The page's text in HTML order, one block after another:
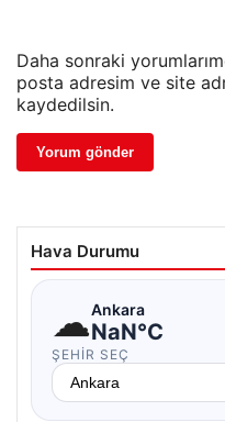
Daha sonraki
posta adresim ve site
kaydedilsin.
Hava Durumu
☁Ankara
NaN°C
ŞEHIR SEÇ